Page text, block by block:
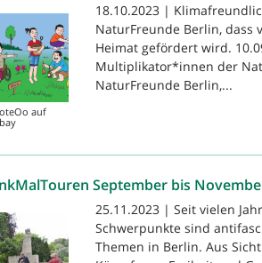
auf
18.10.2023 |
NaturFreunde Berlin,
Heimat gefördert wird.
Multiplikator*innen der
NaturFreunde Berlin,...
September bis
25.11.2023 | Seit vielen
Schwerpunkte sind
Themen in Berlin. Aus